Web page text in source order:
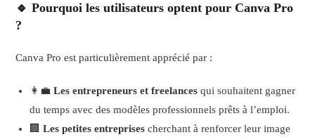
🔹 Pourquoi les utilisateurs optent pour Canva Pro
?
Canva Pro est particulièrement apprécié par :
👩‍💼Les entrepreneurs et freelances qui souhaitent gagner
du temps avec des modèles professionnels prêts à l’emploi.
🏢Les petites entreprises cherchant à renforcer leur image